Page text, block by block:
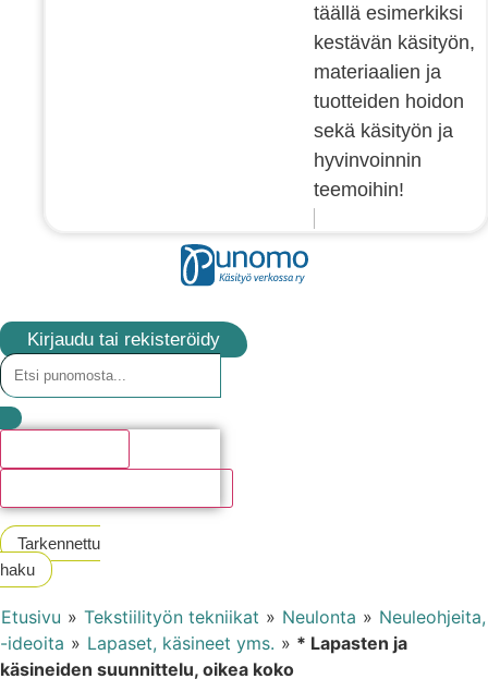
täällä esimerkiksi
kestävän käsityön,
materiaalien ja
tuotteiden hoidon
sekä käsityön ja
hyvinvoinnin
teemoihin!
Kirjaudu tai rekisteröidy
Tarkennettu
haku
Etusivu » Tekstiilityön tekniikat » Neulonta » Neuleohjeita,
-ideoita » Lapaset, käsineet yms. » * Lapasten ja
käsineiden suunnittelu, oikea koko